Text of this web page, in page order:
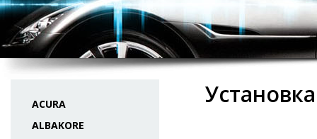
ACURA
ALBAKORE